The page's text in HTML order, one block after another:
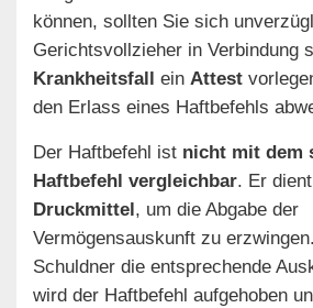
können, sollten Sie sich
Gerichtsvollzieher in Verbindung
Krankheitsfall ein Attest
den Erlass eines Haftbefehls
Der Haftbefehl ist nicht mit dem
Haftbefehl vergleichbar. Er
Druckmittel, um die Abgabe der
Vermögensauskunft zu
Schuldner die entsprechende
wird der Haftbefehl aufgehoben